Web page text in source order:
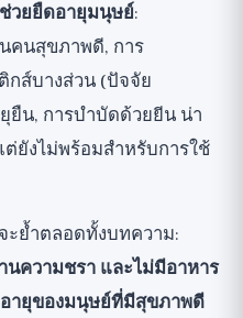
วยยืดอายุมนุษย์:
นคนสุขภาพดี, การ
กส์บางส่วน (ปัจจัย
ยืน, การบำบัดด้วยยีน น่า
ยังไม่พร้อมสำหรับการใช้
ะย้ำตลอดทั้งบทความ:
ความชรา และไม่มีอาหาร
ายุของมนุษย์ที่มีสุขภาพดี